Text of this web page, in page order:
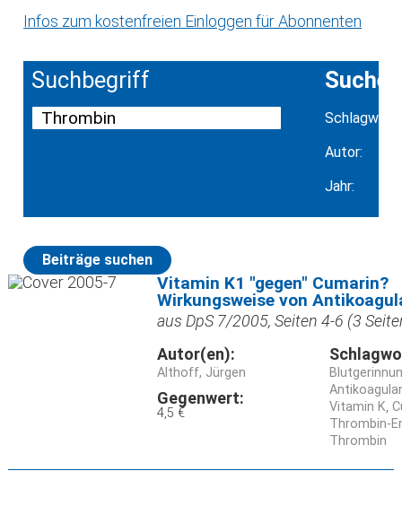
Infos zum kostenfreien Einloggen für Abonnenten
Suchbegriff Suche
Schlagwort:
Autor:
Jahr:
Beiträge suchen
Vitamin K1 "gegen" Cumarin?
Wirkungsweise von
aus DpS 7/2005, Seiten 4-6 (3
Autor(en):
Althoff, Jürgen
Gegenwert:
4,5 €
Vitamin K
Thrombin-
Thrombin